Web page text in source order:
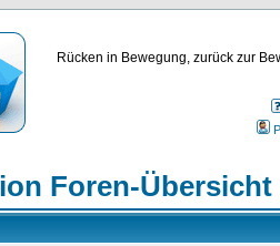
Rücken in Bewegung, zurück zur
Foren-Übersicht